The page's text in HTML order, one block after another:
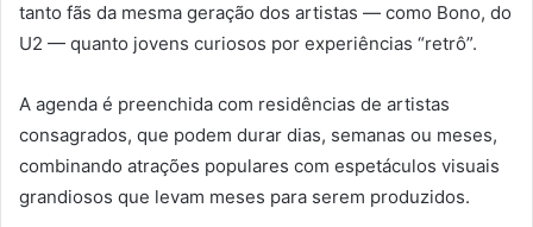
tanto fãs da mesma geração dos artistas — como Bono, do
U2 — quanto jovens curiosos por experiências “retrô”.
A agenda é preenchida com residências de artistas
consagrados, que podem durar dias, semanas ou meses,
combinando atrações populares com espetáculos visuais
grandiosos que levam meses para serem produzidos.